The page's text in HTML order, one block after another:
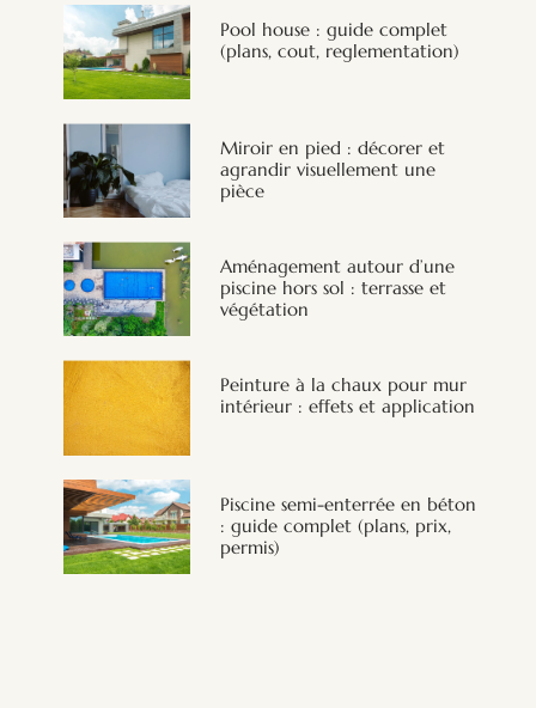
Pool house : guide complet
(plans, cout, reglementation)
Miroir en pied : décorer et
agrandir visuellement une
pièce
Aménagement autour d’une
piscine hors sol : terrasse et
végétation
Peinture à la chaux pour mur
intérieur : effets et application
Piscine semi-enterrée en béton
: guide complet (plans, prix,
permis)